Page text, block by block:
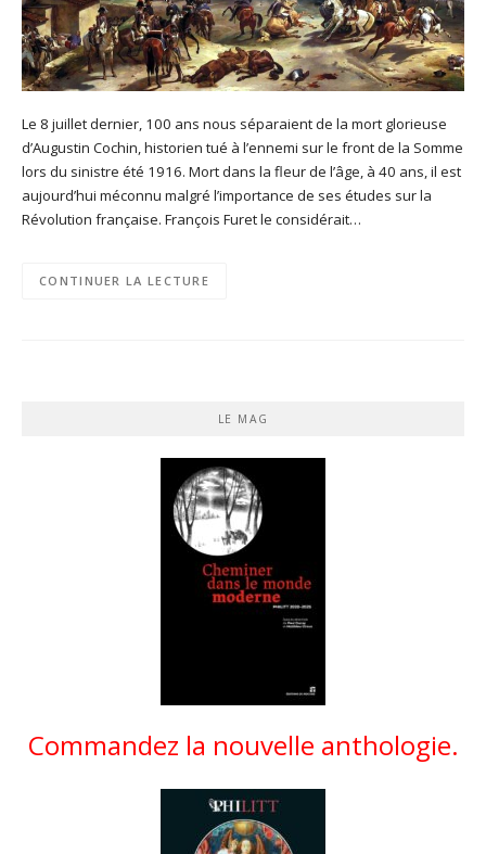
Le 8 juillet dernier, 100 ans nous séparaient de la mort glorieuse
d’Augustin Cochin, historien tué à l’ennemi sur le front de la Somme
lors du sinistre été 1916. Mort dans la fleur de l’âge, à 40 ans, il est
aujourd’hui méconnu malgré l’importance de ses études sur la
Révolution française. François Furet le considérait…
CONTINUER LA LECTURE
LE MAG
Commandez la nouvelle anthologie.